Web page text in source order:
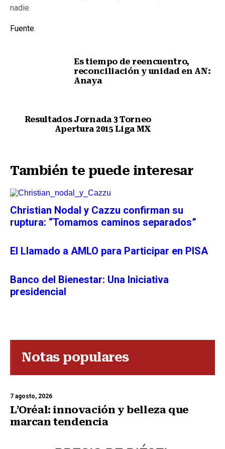
nadie.
Fuente.
Es tiempo de reencuentro,
reconciliación y unidad en AN:
Anaya
Resultados Jornada 3 Torneo
Apertura 2015 Liga MX
También te puede interesar
Christian Nodal y Cazzu confirman su
ruptura: “Tomamos caminos separados”
El Llamado a AMLO para Participar en PISA
Banco del Bienestar: Una Iniciativa
presidencial
Notas populares
7 agosto, 2026
L’Oréal: innovación y belleza que
marcan tendencia